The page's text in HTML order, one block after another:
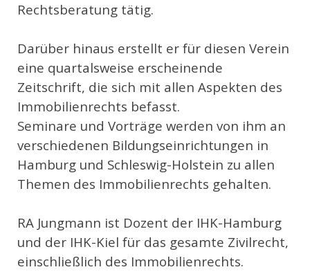
Rechtsberatung tätig.
Darüber hinaus erstellt er für diesen Verein
eine quartalsweise erscheinende
Zeitschrift, die sich mit allen Aspekten des
Immobilienrechts befasst.
Seminare und Vorträge werden von ihm an
verschiedenen Bildungseinrichtungen in
Hamburg und Schleswig-Holstein zu allen
Themen des Immobilienrechts gehalten.
RA Jungmann ist Dozent der IHK-Hamburg
und der IHK-Kiel für das gesamte Zivilrecht,
einschließlich des Immobilienrechts.